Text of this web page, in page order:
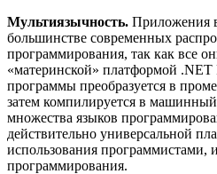
Мультиязычность. Приложения
большинстве современных
программирования, так как все
«материнской» платформой
программы преобразуется в
затем компилируется в
множества языков
действительно универсальной
использования
программирования.